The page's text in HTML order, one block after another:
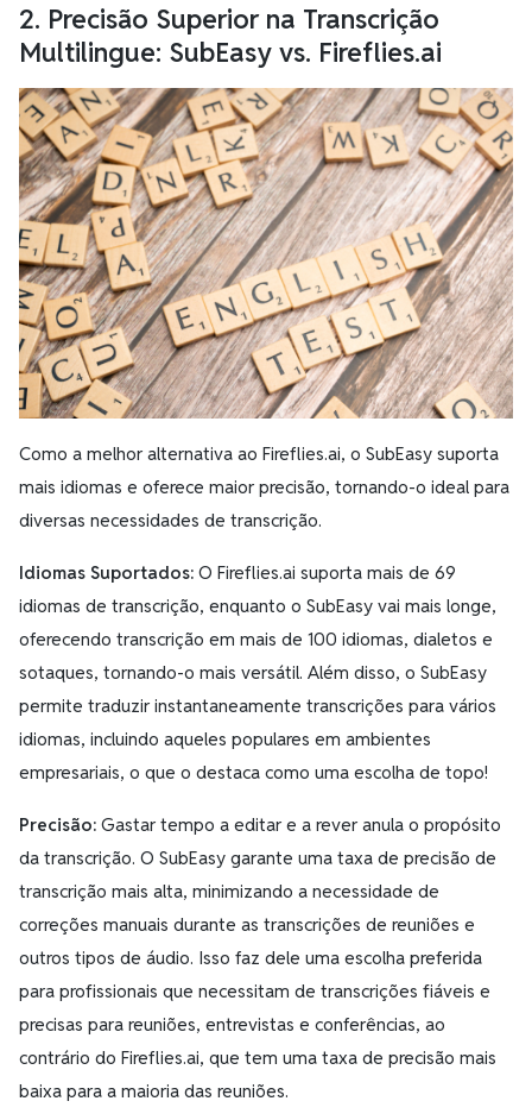
2. Precisão Superior na Transcrição
Multilingue: SubEasy vs. Fireflies.ai
Como a melhor alternativa ao Fireflies.ai, o SubEasy suporta
mais idiomas e oferece maior precisão, tornando-o ideal para
diversas necessidades de transcrição.
Idiomas Suportados: O Fireflies.ai suporta mais de 69
idiomas de transcrição, enquanto o SubEasy vai mais longe,
oferecendo transcrição em mais de 100 idiomas, dialetos e
sotaques, tornando-o mais versátil. Além disso, o SubEasy
permite traduzir instantaneamente transcrições para vários
idiomas, incluindo aqueles populares em ambientes
empresariais, o que o destaca como uma escolha de topo!
Precisão: Gastar tempo a editar e a rever anula o propósito
da transcrição. O SubEasy garante uma taxa de precisão de
transcrição mais alta, minimizando a necessidade de
correções manuais durante as transcrições de reuniões e
outros tipos de áudio. Isso faz dele uma escolha preferida
para profissionais que necessitam de transcrições fiáveis e
precisas para reuniões, entrevistas e conferências, ao
contrário do Fireflies.ai, que tem uma taxa de precisão mais
baixa para a maioria das reuniões.